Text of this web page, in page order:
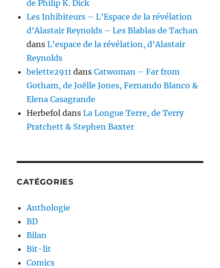
de Philip K. Dick
Les Inhibiteurs – L’Espace de la révélation
d’Alastair Reynolds – Les Blablas de Tachan
dansL’espace de la révélation, d’Alastair
Reynolds
belette2911 dansCatwoman – Far from
Gotham, de Joëlle Jones, Fernando Blanco &
Elena Casagrande
Herbefol dansLa Longue Terre, de Terry
Pratchett & Stephen Baxter
CATÉGORIES
Anthologie
BD
Bilan
Bit-lit
Comics